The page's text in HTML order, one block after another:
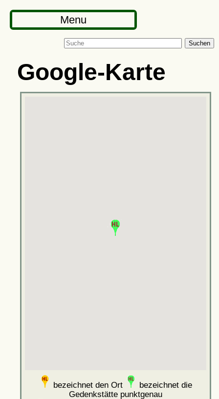
Menu
Suchen
Google-Karte
bezeichnet den Ort
bezeichnet die
Gedenkstätte punktgenau